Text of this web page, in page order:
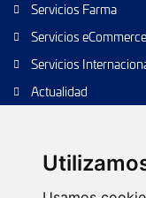
Servicios Farma
Servicios eCommerce
Servicios
Actualidad
Envíos de calidad